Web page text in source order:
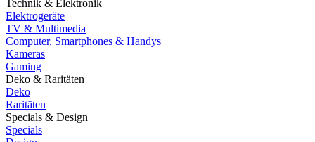
Technik & Elektronik
Elektrogeräte
TV & Multimedia
Computer, Smartphones & Handys
Kameras
Gaming
Deko & Raritäten
Deko
Raritäten
Specials & Design
Specials